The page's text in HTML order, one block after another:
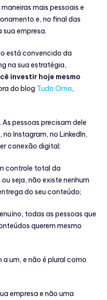
mais pessoais e
e, no final das
empresa.
está convencido da
na sua estratégia,
investir hoje mesmo
do blog Tudo Orna,
pessoas precisam dele
Instagram, no LinkedIn,
conexão digital;
controle total da
seja, não existe nenhum
do seu conteúdo;
todas as pessoas que
querem mesmo
um, e não é plural como
empresa e não uma